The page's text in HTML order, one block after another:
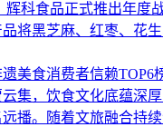
辉科食品正式推出年
将黑芝麻、红枣、花
美食消费者信赖TOP6
集，饮食文化底蕴深
播。随着文旅融合持